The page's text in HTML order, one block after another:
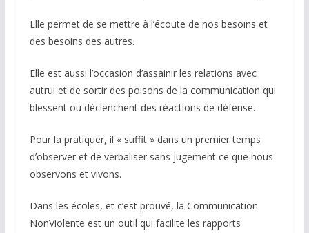
Elle permet de se mettre à l’écoute de nos besoins et
des besoins des autres.
Elle est aussi l’occasion d’assainir les relations avec
autrui et de sortir des poisons de la communication qui
blessent ou déclenchent des réactions de défense.
Pour la pratiquer, il « suffit » dans un premier temps
d’observer et de verbaliser sans jugement ce que nous
observons et vivons.
Dans les écoles, et c’est prouvé, la Communication
NonViolente est un outil qui facilite les rapports